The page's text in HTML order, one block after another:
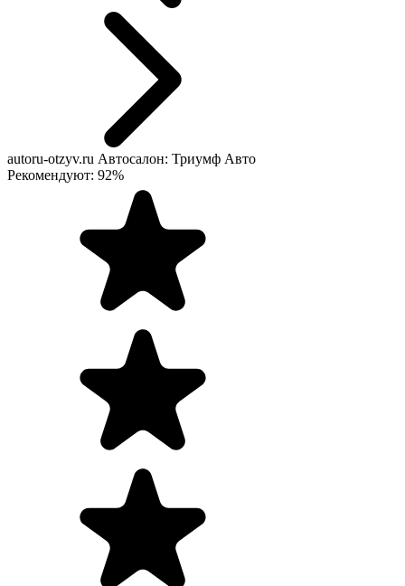
autoru-otzyv.ru Автосалон: Триумф Авто
Рекомендуют: 92%